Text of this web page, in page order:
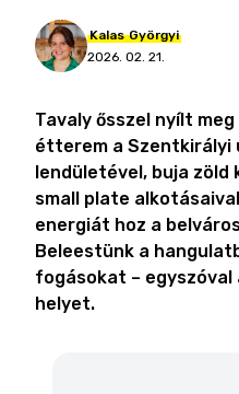
Kalas Györgyi
2026. 02. 21.
Tavaly ősszel nyílt
étterem a Szentkirályi
lendületével, buja
small plate
energiát hoz a
Beleestünk a
fogásokat –
helyet.